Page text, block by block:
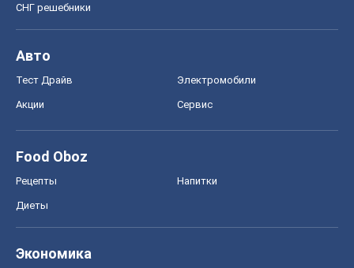
СНГ решебники
Авто
Тест Драйв Электромобили
Акции Сервис
Food Oboz
Рецепты Напитки
Диеты
Экономика